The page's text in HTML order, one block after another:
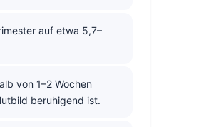
auf etwa 5,7–
von 1–2 Wochen
beruhigend ist.